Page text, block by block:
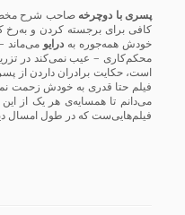
پسری با دوچرخه
کافی برای برجسته کردن و به‌رخ
خودش همه‌جوره بهدرایو می‌ماند
محکم‌کاری – عیب نمی‌کند در
فیلم حتا قدری به خودش زحمت
می‌دانم تا همسایه‌ی هر یک از
فیلم‌هایی‌ست که در طول امسال